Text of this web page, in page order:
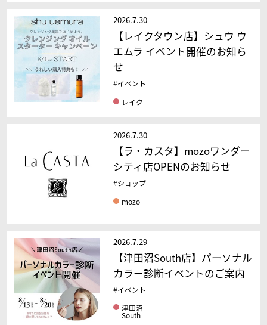
2026.7.30
【レイクタウン店】シュウ ウ
エムラ イベント開催のお知ら
せ
#イベント
レイク
2026.7.30
【ラ・カスタ】mozoワンダー
シティ店OPENのお知らせ
#ショップ
mozo
2026.7.29
【津田沼South店】パーソナル
カラー診断イベントのご案内
#イベント
津田沼
South